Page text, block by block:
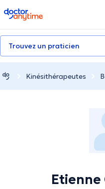
doctoranytime
Trouvez un praticien
Kinésithérapeutes
Etienne